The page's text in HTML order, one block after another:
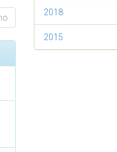
2018
2015